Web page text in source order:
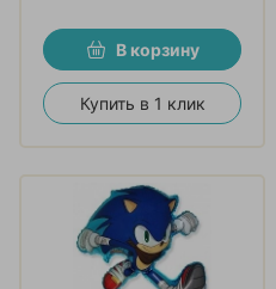
В корзину
Купить в 1 клик